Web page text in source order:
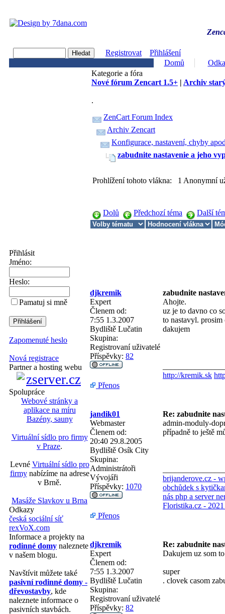
Registrovat
Přihlášení
Domů
Přihlásit
Jméno:
Heslo:
Pamatuj si mně
Zapomenuté heslo
Nová registrace
Partner a hosting webu
Spolupráce
Webové stránky a
aplikace na míru
Bazény, sauny
Virtuální sídlo pro firmy
v Praze.
Levné Virtuální sídlo pro
firmynabízíme na adrese
v Brně.
Masáže Slavkov u Brna
Odkazy
česká sociální síť
rexVoX.com
Informace a projekty na
rodinné domy naleznete
v našem blogu.
Navštívit můžete také
pasivní rodinné domy -
dřevostavby, kde
naleznete informace o
pasivních stavbách.
Kategorie a fóra
Nové fórum Zencart 1.5+ | Archiv
.
ZenCart Forum Index
Archiv Zencart
Konfigurace, nastavení, chyby
zabudnite nastavenie a jeho
Prohlížení tohoto vlákna: 1 Anonymní
Dolů Předchozí téma Další
djkremik
zabudnite
Expert
Členem od:
7:55 1.3.2007
Bydliště Lučatin
Skupina:
Registrovaní uživatelé
Příspěvky: 82
Ahojte.
uz je to davno co
to nastavyl.
dakujem
http://kremik.sk
Přenos
jandik01
Re: zabudnite
Webmaster
Členem od:
20:40 29.8.2005
Bydliště Osík City
Skupina:
Administrátoři
Vývojáři
Příspěvky: 1070
admin-moduly-
případně to ještě
brijanderove.cz -
obchůdek s
nás php a server
Floristika.cz -
Přenos
djkremik
Re: zabudnite
Expert
Členem od:
7:55 1.3.2007
Bydliště Lučatin
Skupina:
Registrovaní uživatelé
Příspěvky: 82
Dakujem uz som
super
. clovek casom